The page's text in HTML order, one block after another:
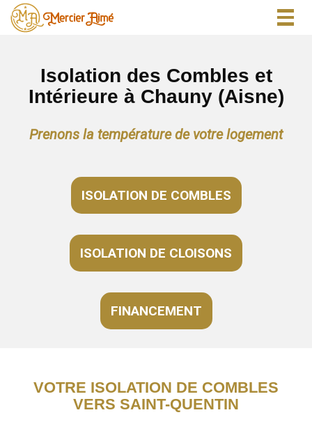
Isolation des Combles et
Intérieure à Chauny (Aisne)
Prenons la température de votre logement
ISOLATION DE COMBLES
ISOLATION DE CLOISONS
FINANCEMENT
VOTRE ISOLATION DE COMBLES
VERS SAINT-QUENTIN